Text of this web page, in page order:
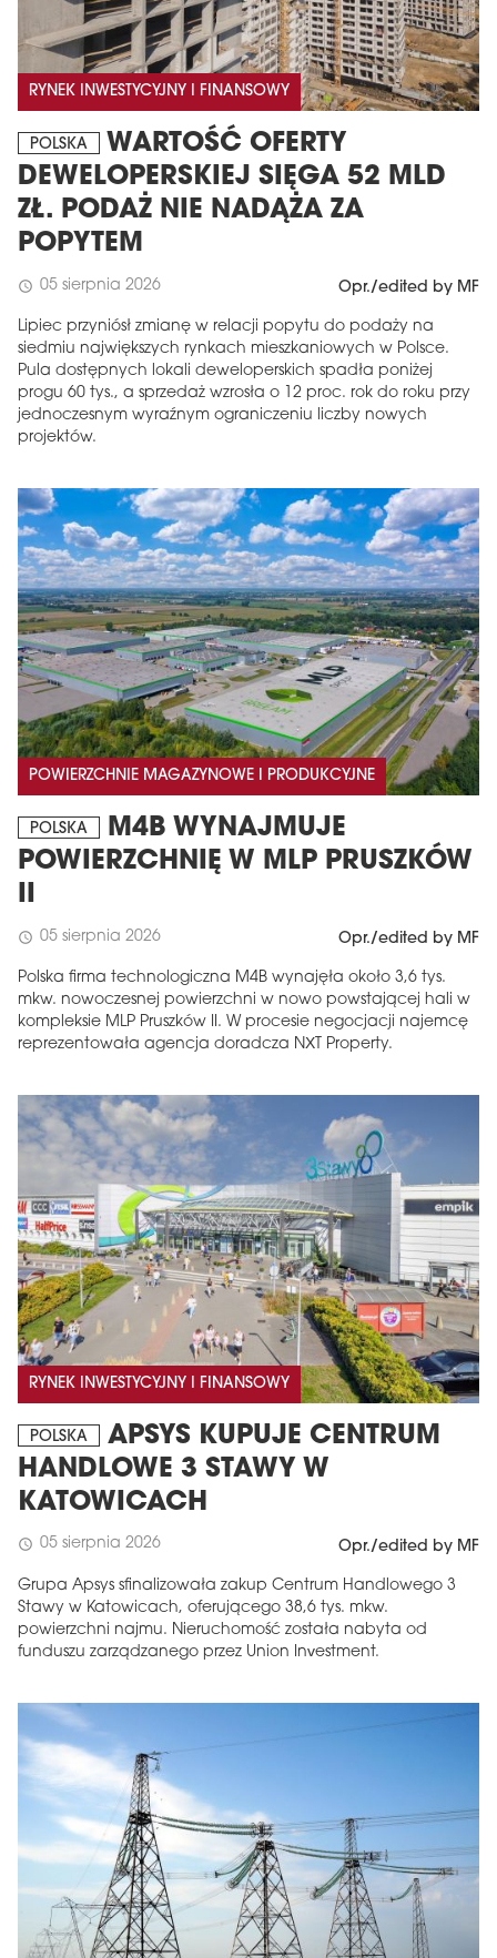
RYNEK INWESTYCYJNY I FINANSOWY
POLSKA
WARTOŚĆ OFERTY
DEWELOPERSKIEJ SIĘGA 52 MLD
ZŁ. PODAŻ NIE NADĄŻA ZA
POPYTEM
schedule 05 sierpnia 2026 Opr./edited by MF
Lipiec przyniósł zmianę w relacji popytu do podaży na
siedmiu największych rynkach mieszkaniowych w Polsce.
Pula dostępnych lokali deweloperskich spadła poniżej
progu 60 tys., a sprzedaż wzrosła o 12 proc. rok do roku przy
jednoczesnym wyraźnym ograniczeniu liczby nowych
projektów.
POWIERZCHNIE MAGAZYNOWE I PRODUKCYJNE
POLSKA
M4B WYNAJMUJE
POWIERZCHNIĘ W MLP PRUSZKÓW
II
schedule 05 sierpnia 2026 Opr./edited by MF
Polska firma technologiczna M4B wynajęła około 3,6 tys.
mkw. nowoczesnej powierzchni w nowo powstającej hali w
kompleksie MLP Pruszków II. W procesie negocjacji najemcę
reprezentowała agencja doradcza NXT Property.
RYNEK INWESTYCYJNY I FINANSOWY
POLSKA
APSYS KUPUJE CENTRUM
HANDLOWE 3 STAWY W
KATOWICACH
schedule 05 sierpnia 2026 Opr./edited by MF
Grupa Apsys sfinalizowała zakup Centrum Handlowego 3
Stawy w Katowicach, oferującego 38,6 tys. mkw.
powierzchni najmu. Nieruchomość została nabyta od
funduszu zarządzanego przez Union Investment.
MAGAZYN
Wydanie 6 (308)
CZERWIEC 2026
Więcej w tym wydaniu arrow_forward
Zamów teraz!